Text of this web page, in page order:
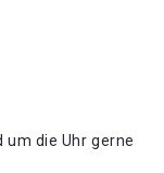
die Uhr gerne